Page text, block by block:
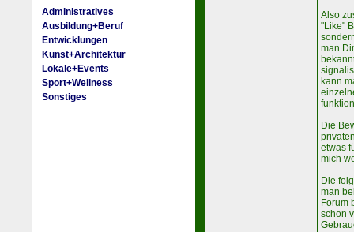
Administratives
Ausbildung+Beruf
Entwicklungen
Kunst+Architektur
Lokale+Events
Sport+Wellness
Sonstiges
Also
"Like"
man
kann
Die
etwas
mich
Die
man
Forum
schon